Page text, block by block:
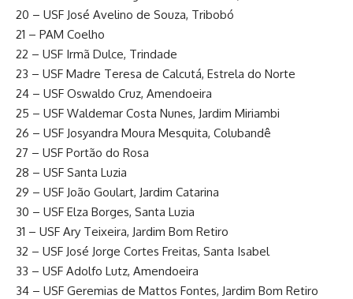
20 – USF José Avelino de Souza, Tribobó
21 – PAM Coelho
22 – USF Irmã Dulce, Trindade
23 – USF Madre Teresa de Calcutá, Estrela do Norte
24 – USF Oswaldo Cruz, Amendoeira
25 – USF Waldemar Costa Nunes, Jardim Miriambi
26 – USF Josyandra Moura Mesquita, Colubandê
27 – USF Portão do Rosa
28 – USF Santa Luzia
29 – USF João Goulart, Jardim Catarina
30 – USF Elza Borges, Santa Luzia
31 – USF Ary Teixeira, Jardim Bom Retiro
32 – USF José Jorge Cortes Freitas, Santa Isabel
33 – USF Adolfo Lutz, Amendoeira
34 – USF Geremias de Mattos Fontes, Jardim Bom Retiro